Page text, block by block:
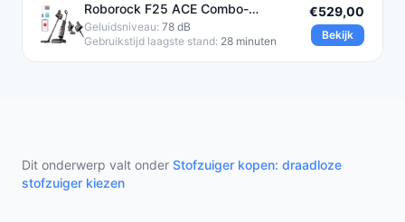
Roborock F25 ACE Combo-
Draadloze Steelstofzuigers -Wet &
Geluidsniveau: 78 dB
Gebruikstijd laagste stand: 28 minuten
€529,00
Bekijk
Dit onderwerp valt onder Stofzuiger kopen: draadloze
stofzuiger kiezen